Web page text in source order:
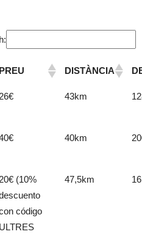
PREU DISTÀNCIA
26€ 43km
40km
20€ (10%
código
ULTRES
47,5km